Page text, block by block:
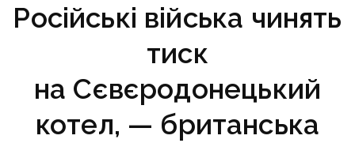
Російські війська чинять
тиск
на Сєвєродонецький
котел, — британська